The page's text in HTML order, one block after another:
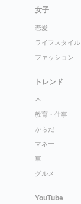
女子
恋愛
ライフスタイル
ファッション
トレンド
本
教育・仕事
からだ
マネー
車
グルメ
YouTube